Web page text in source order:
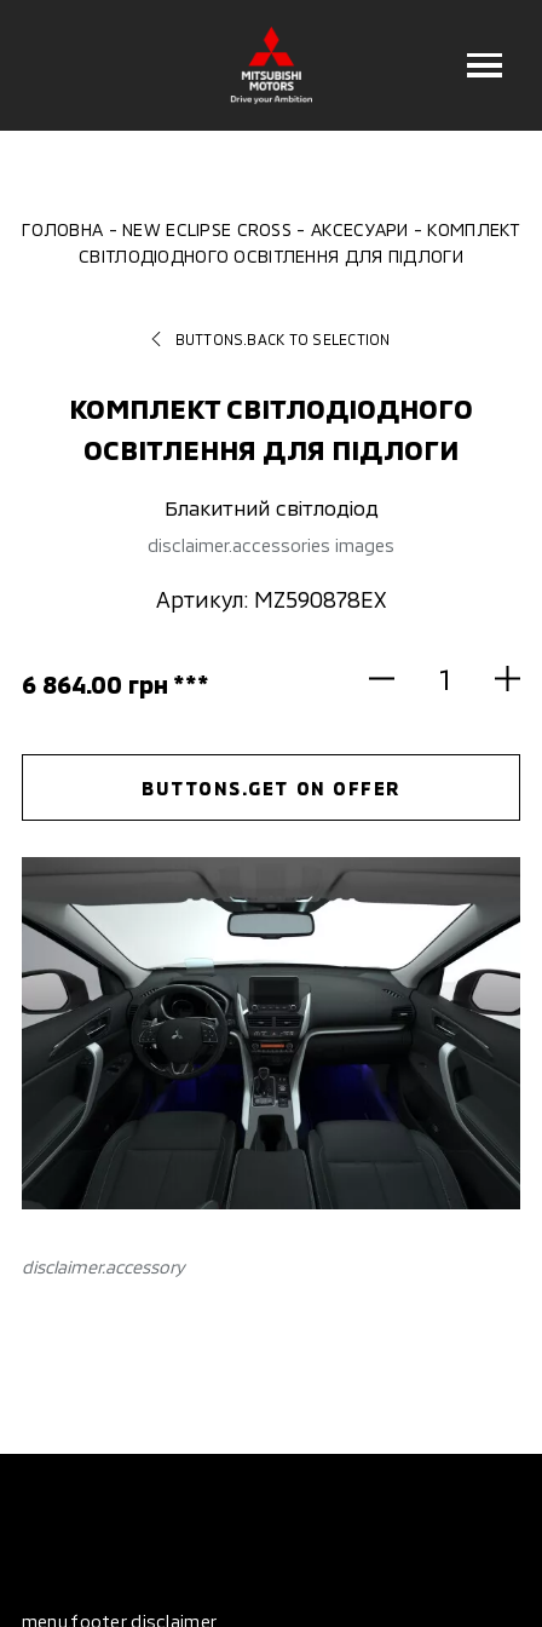
ГОЛОВНА NEW ECLIPSE CROSS АКСЕСУАРИ
КОМПЛЕКТ
СВІТЛОДІОДНОГО ОСВІТЛЕННЯ ДЛЯ ПІДЛОГИ
BUTTONS.BACK TO SELECTION
КОМПЛЕКТ СВІТЛОДІОДНОГО
ОСВІТЛЕННЯ ДЛЯ ПІДЛОГИ
Блакитний світлодіод
disclaimer.accessories images
Артикул: MZ590878EX
6 864.00 грн ***
BUTTONS.GET ON OFFER
disclaimer.аccessory
menu.footer disclaimer